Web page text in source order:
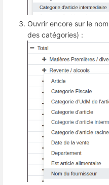
Ouvrir encore sur le
des catégories) :